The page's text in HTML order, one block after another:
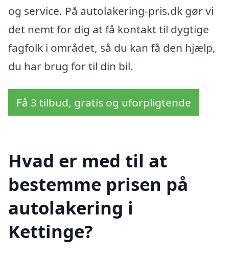
og service. På autolakering-pris.dk gør vi
det nemt for dig at få kontakt til dygtige
fagfolk i området, så du kan få den hjælp,
du har brug for til din bil.
Få 3 tilbud, gratis og uforpligtende
Hvad er med til at
bestemme prisen på
autolakering i
Kettinge?